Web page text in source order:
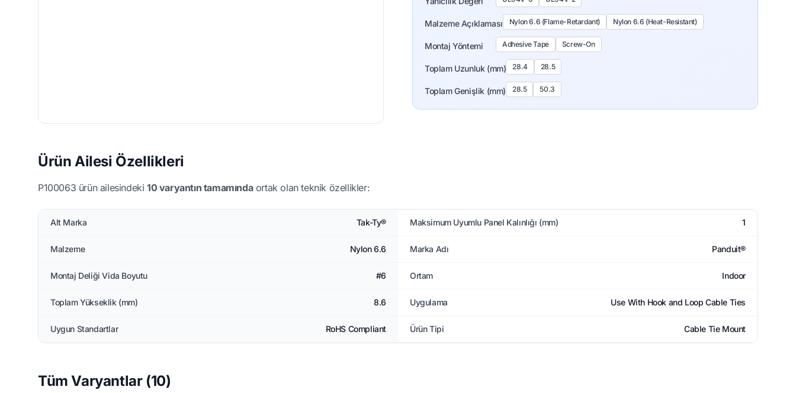
Malzeme Açıklaması Nylon 6.6 (Flame-Retardant) Nylon 6.6 (Heat-Resistant)
Montaj Yöntemi Adhesive Tape Screw-On
Toplam Uzunluk (mm) 28.4 28.5
Toplam Genişlik (mm) 28.5 50.3
Ürün Ailesi Özellikleri
P100063 ürün ailesindeki 10 varyantın tamamındaortak olan teknik özellikler:
Alt Marka Tak-Ty® Maksimum Uyumlu Panel Kalınlığı (mm) 1
Malzeme Nylon 6.6 Marka Adı Panduit®
Montaj Deliği Vida Boyutu #6 Ortam Indoor
Toplam Yükseklik (mm) 8.6 Uygulama Use With Hook and Loop Cable Ties
Uygun Standartlar RoHS Compliant Ürün Tipi Cable Tie Mount
Tüm Varyantlar (10)